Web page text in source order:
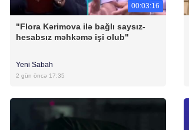
00:03:16
"Flora Kərimova ilə bağlı saysız-
hesabsız məhkəmə işi olub"
Yeni Sabah
2 gün öncə 17:35